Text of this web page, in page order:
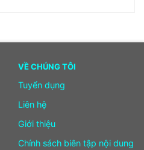
VỀ CHÚNG TÔI
Tuyển dụng
Liên hệ
Giới thiệu
Chính sách biên tập nội dung